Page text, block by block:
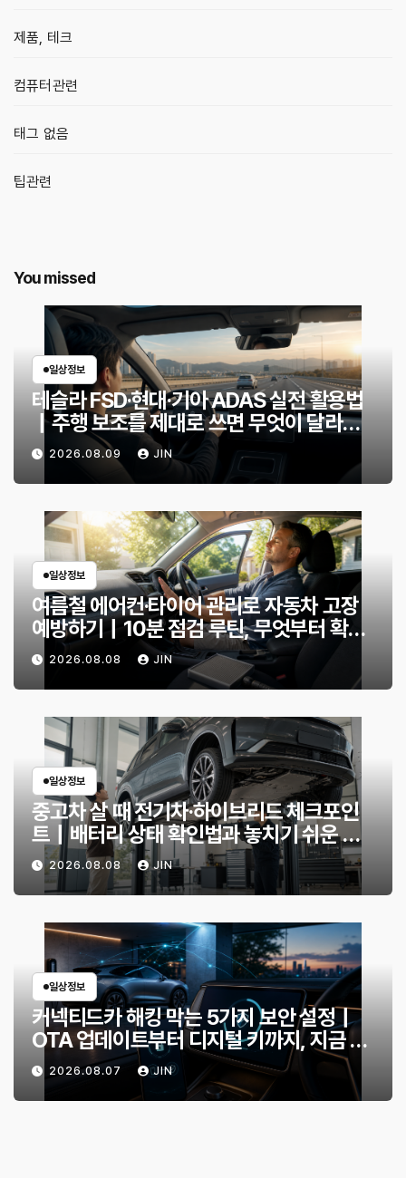
제품, 테크
컴퓨터관련
태그 없음
팁관련
You missed
일상정보
테슬라 FSD·현대·기아 ADAS 실전 활용법
｜주행 보조를 제대로 쓰면 무엇이 달라질
까?2026.08.09 JIN
일상정보
여름철 에어컨·타이어 관리로 자동차 고장
예방하기｜10분 점검 루틴, 무엇부터 확인
할까?
2026.08.08 JIN
일상정보
중고차 살 때 전기차·하이브리드 체크포인
트｜배터리 상태 확인법과 놓치기 쉬운 위
험 신호
2026.08.08 JIN
일상정보
커넥티드카 해킹 막는 5가지 보안 설정｜
OTA 업데이트부터 디지털 키까지, 지금 확
인할 것은?
2026.08.07 JIN